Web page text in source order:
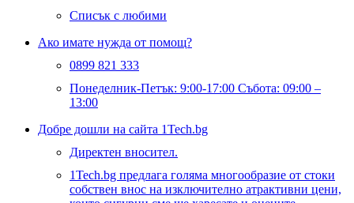
Списък с любими
Ако имате нужда от помощ?
0899 821 333
Понеделник-Петък: 9:00-17:00 Събота: 09:00 –
13:00
Добре дошли на сайта 1Tech.bg
Директен вносител.
1Tech.bg предлага голяма многообразие от стоки
собствен внос на изключително атрактивни цени,